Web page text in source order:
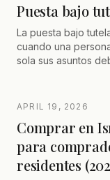
posibilidades de
El artículo destaca
jurídico
propietarios
Puesta bajo
La puesta bajo
cuando una
sola sus asuntos
interés de la
requiere una
profesional para
adaptado a cada
APRIL 19, 2026
Comprar en
para
residentes